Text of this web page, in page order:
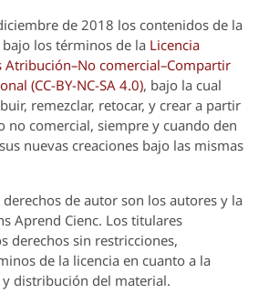
de 2018 los contenidos de la
los términos de la Licencia
Atribución–No comercial–Compartir
(CC-BY-NC-SA 4.0), bajo la cual
remezclar, retocar, y crear a partir
no comercial, siempre y cuando den
nuevas creaciones bajo las mismas
de autor son los autores y la
Aprend Cienc. Los titulares
derechos sin restricciones,
de la licencia en cuanto a la
distribución del material.